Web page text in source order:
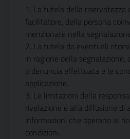
1. La tutela della riservatezza
facilitatore, della persona
menzionate nella
2. La tutela da eventuali
in ragione della segnalazione,
o denuncia effettuata e le
applicazione.
3. Le limitazioni della
rivelazione e alla diffusione di
informazioni che operano al
condizioni.